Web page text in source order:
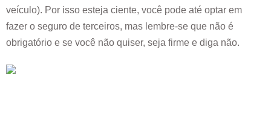
veículo). Por isso esteja ciente, você pode até optar em
fazer o seguro de terceiros, mas lembre-se que não é
obrigatório e se você não quiser, seja firme e diga não.